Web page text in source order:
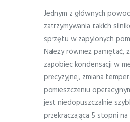
Jednym z głównych
zatrzymywania takich
sprzętu w zapylonych
Należy również pamiętać,
zapobiec kondensacji w
precyzyjnej, zmiana
pomieszczeniu
jest niedopuszczalnie
przekraczająca 5 stopni